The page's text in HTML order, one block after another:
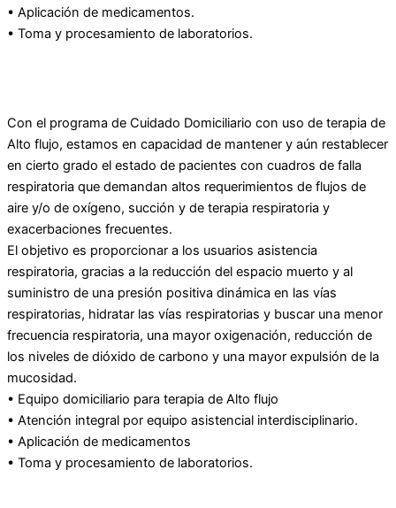
• Aplicación de medicamentos.
• Toma y procesamiento de laboratorios.
Con el programa de Cuidado Domiciliario con uso de terapia de
Alto flujo, estamos en capacidad de mantener y aún restablecer
en cierto grado el estado de pacientes con cuadros de falla
respiratoria que demandan altos requerimientos de flujos de
aire y/o de oxígeno, succión y de terapia respiratoria y
exacerbaciones frecuentes.
El objetivo es proporcionar a los usuarios asistencia
respiratoria, gracias a la reducción del espacio muerto y al
suministro de una presión positiva dinámica en las vías
respiratorias, hidratar las vías respiratorias y buscar una menor
frecuencia respiratoria, una mayor oxigenación, reducción de
los niveles de dióxido de carbono y una mayor expulsión de la
mucosidad.
• Equipo domiciliario para terapia de Alto flujo
• Atención integral por equipo asistencial interdisciplinario.
• Aplicación de medicamentos
• Toma y procesamiento de laboratorios.